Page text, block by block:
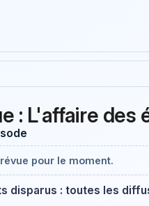
: L'affaire
pour le moment.
disparus : toutes les